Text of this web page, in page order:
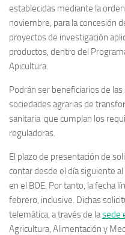
establecidas mediante la
noviembre, para la concesión
proyectos de investigación
productos, dentro del
Apicultura.
Podrán ser beneficiarios de
sociedades agrarias de
sanitaria que cumplan los
reguladoras.
El plazo de presentación de
contar desde el día siguiente
en el BOE. Por tanto, la fecha
febrero, inclusive. Dichas
telemática, a través de lasede
Agricultura, Alimentación y